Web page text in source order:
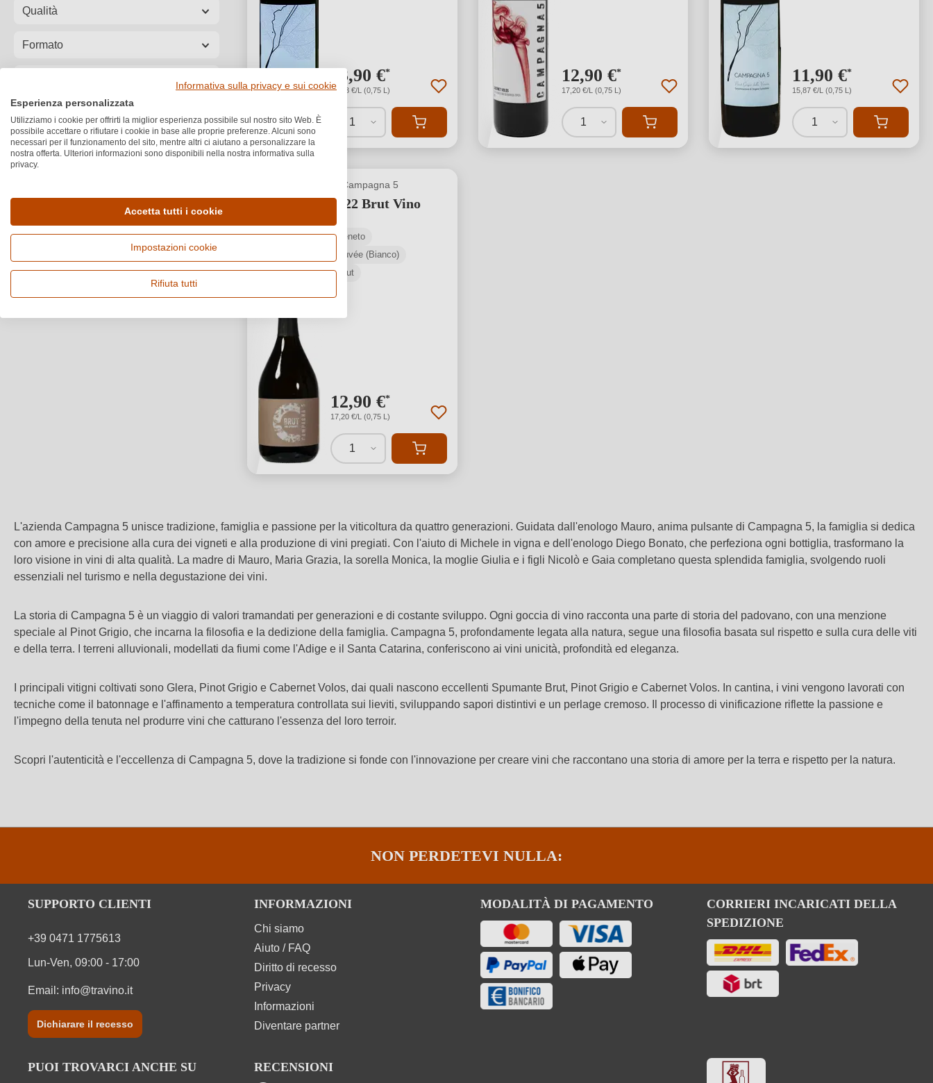
Qualità
Formato
Vegano
13,90 €*
18,53 €/L (0,75 L)
1
12,90 €*
17,20 €/L (0,75 L)
1
11,90 €*
15,87 €/L (0,75 L)
1
Campagna 5
2022 Brut Vino
Veneto
Cuvée (Bianco)
Brut
12,90 €*
17,20 €/L (0,75 L)
1
L'azienda Campagna 5 unisce tradizione, famiglia e passione per la viticoltura da quattro generazioni. Guidata dall'enologo Mauro, anima pulsante di Campagna 5, la famiglia si dedica
con amore e precisione alla cura dei vigneti e alla produzione di vini pregiati. Con l'aiuto di Michele in vigna e dell'enologo Diego Bonato, che perfeziona ogni bottiglia, trasformano la
loro visione in vini di alta qualità. La madre di Mauro, Maria Grazia, la sorella Monica, la moglie Giulia e i figli Nicolò e Gaia completano questa splendida famiglia, svolgendo ruoli
essenziali nel turismo e nella degustazione dei vini.
La storia di Campagna 5 è un viaggio di valori tramandati per generazioni e di costante sviluppo. Ogni goccia di vino racconta una parte di storia del padovano, con una menzione
speciale al Pinot Grigio, che incarna la filosofia e la dedizione della famiglia. Campagna 5, profondamente legata alla natura, segue una filosofia basata sul rispetto e sulla cura delle viti
e della terra. I terreni alluvionali, modellati da fiumi come l'Adige e il Santa Catarina, conferiscono ai vini unicità, profondità ed eleganza.
I principali vitigni coltivati sono Glera, Pinot Grigio e Cabernet Volos, dai quali nascono eccellenti Spumante Brut, Pinot Grigio e Cabernet Volos. In cantina, i vini vengono lavorati con
tecniche come il batonnage e l'affinamento a temperatura controllata sui lieviti, sviluppando sapori distintivi e un perlage cremoso. Il processo di vinificazione riflette la passione e
l'impegno della tenuta nel produrre vini che catturano l'essenza del loro terroir.
Scopri l'autenticità e l'eccellenza di Campagna 5, dove la tradizione si fonde con l'innovazione per creare vini che raccontano una storia di amore per la terra e rispetto per la natura.
NON PERDETEVI NULLA:
SUPPORTO CLIENTI
+39 0471 1775613
Lun-Ven, 09:00 - 17:00
Email: info@travino.it
Dichiarare il recesso
INFORMAZIONI
Chi siamo
Aiuto / FAQ
Diritto di recesso
Privacy
Informazioni
Diventare partner
MODALITÀ DI PAGAMENTO
CORRIERI INCARICATI DELLA
SPEDIZIONE
PUOI TROVARCI ANCHE SU RECENSIONI
Informativa sulla privacy e sui cookie
Esperienza personalizzata
Utilizziamo i cookie per offrirti la miglior esperienza possibile sul nostro sito Web. È
possibile accettare o rifiutare i cookie in base alle proprie preferenze. Alcuni sono
necessari per il funzionamento del sito, mentre altri ci aiutano a personalizzare la
nostra offerta. Ulteriori informazioni sono disponibili nella nostra informativa sulla
privacy.
Accetta tutti i cookie
Impostazioni cookie
Rifiuta tutti